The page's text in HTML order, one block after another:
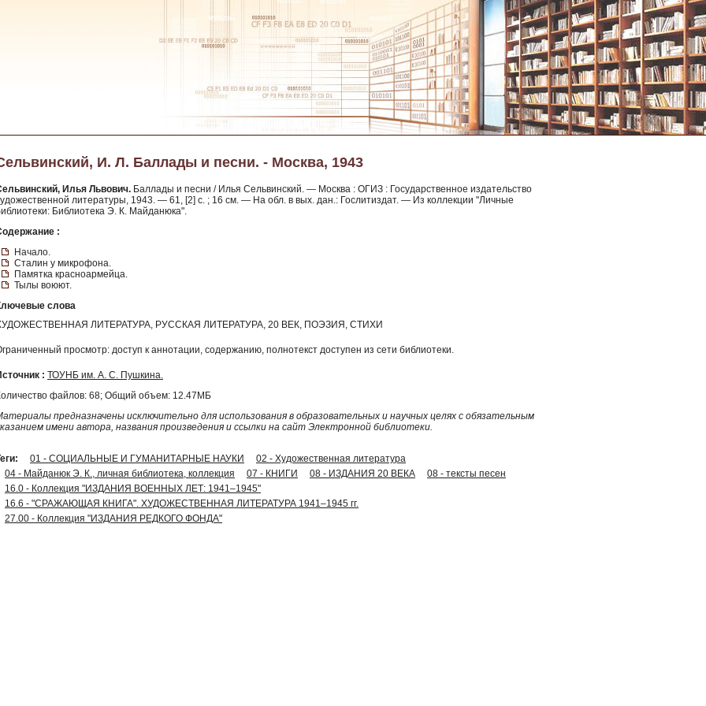
И. Л. Баллады и песни. - Москва, 1943
Илья Львович. Баллады и песни / Илья Сельвинский. — Москва : ОГИЗ : Государственное издательство
литературы, 1943. — 61, [2] с. ; 16 см. — На обл. в вых. дан.: Гослитиздат. — Из коллекции "Личные
Библиотека Э. К. Майданюка".
:
Начало.
Сталин у микрофона.
Памятка красноармейца.
Тылы воюют.
слова
ЛИТЕРАТУРА, РУССКАЯ ЛИТЕРАТУРА, 20 ВЕК, ПОЭЗИЯ, СТИХИ
просмотр: доступ к аннотации, содержанию, полнотекст доступен из сети библиотеки.
: ТОУНБ им. А. С. Пушкина.
файлов: 68; Общий объем: 12.47МБ
предназначены исключительно для использования в образовательных и научных целях с обязательным
имени автора, названия произведения и ссылки на сайт Электронной библиотеки.
01 - СОЦИАЛЬНЫЕ И ГУМАНИТАРНЫЕ НАУКИ
02 - Художественная литература
04 - Майданюк Э. К., личная библиотека, коллекция
07 - КНИГИ 08 - ИЗДАНИЯ 20 ВЕКА
08 - тексты песен
16.0 - Коллекция "ИЗДАНИЯ ВОЕННЫХ ЛЕТ: 1941–1945"
16.6 - "СРАЖАЮЩАЯ КНИГА". ХУДОЖЕСТВЕННАЯ ЛИТЕРАТУРА 1941–1945 гг.
27.00 - Коллекция "ИЗДАНИЯ РЕДКОГО ФОНДА"